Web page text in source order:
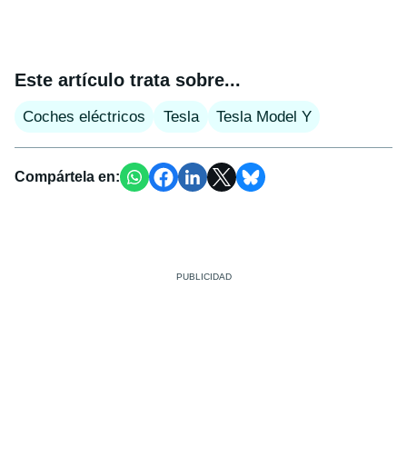
Este artículo trata sobre...
Coches eléctricos Tesla Tesla Model Y
Compártela en: